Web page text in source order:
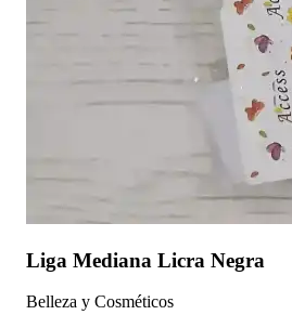
Liga Mediana Licra Negra
Belleza y Cosméticos